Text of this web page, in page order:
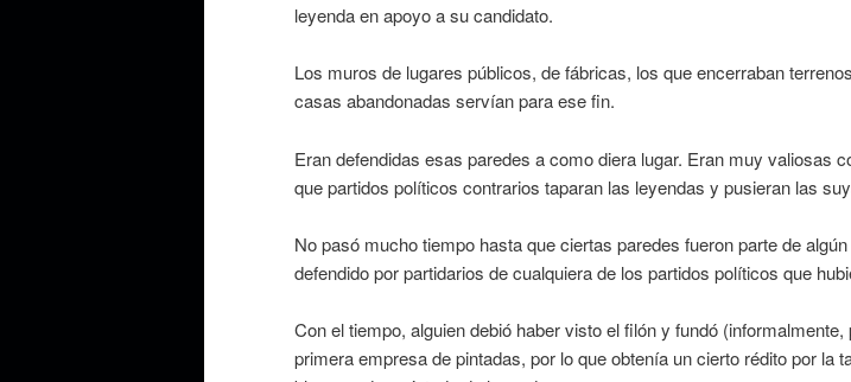
leyenda en apoyo a su candidato.
Los muros de lugares públicos, de fábricas, los que encerraban
casas abandonadas servían para ese fin.
Eran defendidas esas paredes a como diera lugar. Eran muy valiosas
que partidos políticos contrarios taparan las leyendas y pusieran las
No pasó mucho tiempo hasta que ciertas paredes fueron parte de
defendido por partidarios de cualquiera de los partidos políticos que
Con el tiempo, alguien debió haber visto el filón y fundó
primera empresa de pintadas, por lo que obtenía un cierto rédito por la